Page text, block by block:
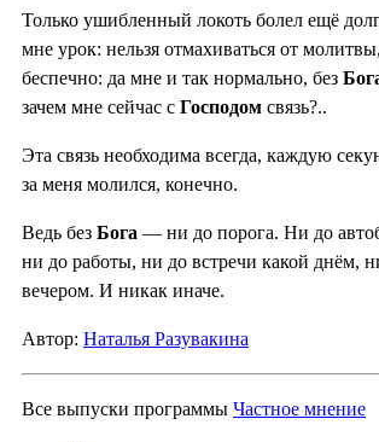
Только ушибленный локоть болел ещё
мне урок: нельзя отмахиваться от
беспечно: да мне и так нормально, без
зачем мне сейчас с Господом связь?..
Эта связь необходима всегда, каждую
за меня молился, конечно.
Ведь без Бога — ни до порога. Ни до
ни до работы, ни до встречи какой днём,
вечером. И никак иначе.
Автор: Наталья Разувакина
Все выпуски программы Частное мнение